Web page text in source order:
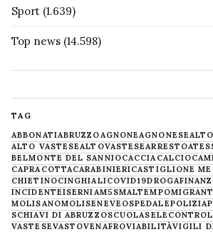
Sport (1.639)
Top news (14.598)
TAG
ABBONATIABRUZZOAGNONEAGNONESE
ALTO VASTESEALTOVASTESEARRESTO
BELMONTE DEL SANNIOCACCIACALCIO
CAPRACOTTACARABINIERICASTIGLIONE
CHIETINOCINGHIALICOVID19DROGA
INCIDENTEISERNIAM5SMALTEMPO
MOLISANOMOLISENEVE OSPEDALEPOLIZIA
SCHIAVI DI ABRUZZOSCUOLA
VASTESEVASTOVENAFROVIABILITÀVIGILI